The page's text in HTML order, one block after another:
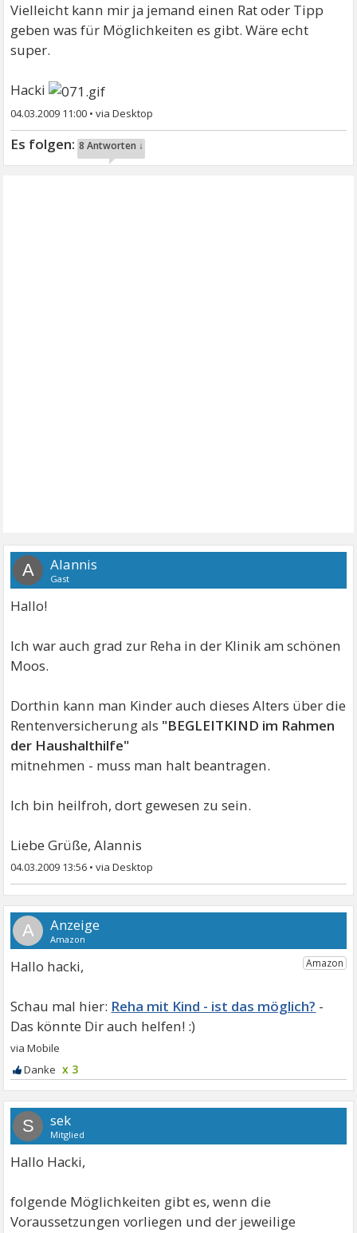
Vielleicht kann mir ja jemand einen Rat oder Tipp
geben was für Möglichkeiten es gibt. Wäre echt
super.
Hacki
04.03.2009 11:00 •
8 Antworten ↓
A Alannis
Gast
Hallo!
Ich war auch grad zur Reha in der Klinik am schönen
Moos.
Dorthin kann man Kinder auch dieses Alters über die
Rentenversicherung als "BEGLEITKIND im Rahmen
der Haushalthilfe"
mitnehmen - muss man halt beantragen.
Ich bin heilfroh, dort gewesen zu sein.
Liebe Grüße, Alannis
04.03.2009 13:56 •
A
Hallo hacki,
Reha mit Kind - ist das möglich?
x 3
S sek
Mitglied
Hallo Hacki,
folgende Möglichkeiten gibt es, wenn die
Voraussetzungen vorliegen und der jeweilige